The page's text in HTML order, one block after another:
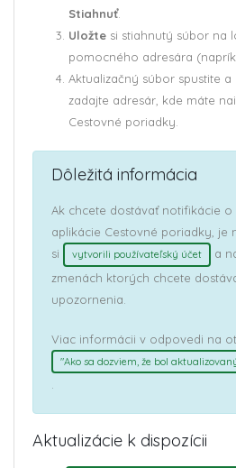
Stiahnuť.
Uložte si stiahnutý súbor na
pomocného adresára
Aktualizačný súbor spustite
zadajte adresár, kde máte
Cestovné poriadky.
Dôležitá informácia
Ak chcete dostávať notifikácie
aplikácie Cestovné poriadky, je
si
vytvorili používateľský účet
a
zmenách ktorých chcete
upozornenia.
Viac informácii v odpovedi na
"Ako sa dozviem, že bol
.
Aktualizácie k dispozícii